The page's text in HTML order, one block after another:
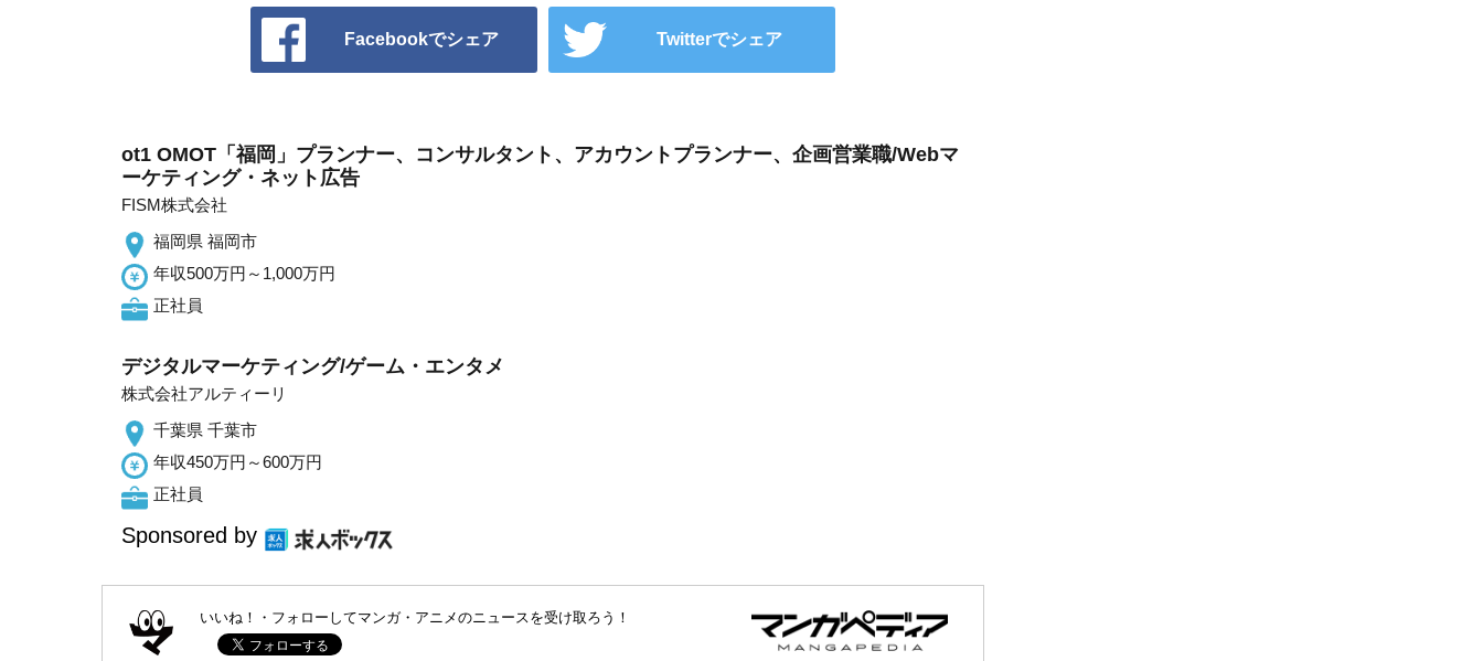
Facebookでシェア Twitterでシェア
ot1 OMOT「福岡」プランナー、コンサルタント、アカウントプランナー、企画営業職/Webマ
ーケティング・ネット広告
FISM株式会社
福岡県 福岡市
年収500万円～1,000万円
正社員
デジタルマーケティング/ゲーム・エンタメ
株式会社アルティーリ
千葉県 千葉市
年収450万円～600万円
正社員
Sponsored by
いいね！・フォローしてマンガ・アニメのニュースを受け取ろう！